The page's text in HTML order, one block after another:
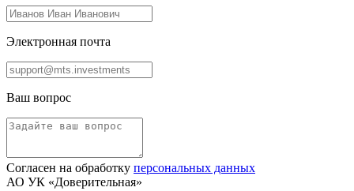
Электронная почта
Ваш вопрос
Согласен на обработку персональных данных
АО УК «Доверительная»